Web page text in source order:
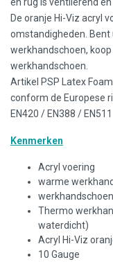
De oranje Hi-Viz acryl
omstandigheden.
werkhandschoen,
werkhandschoen.
Artikel PSP Latex
conform de Europese
EN420 / EN388 / EN511
Kenmerken
Acryl voering
warme
Thermo
waterdicht)
Acryl Hi-Viz
10 Gauge